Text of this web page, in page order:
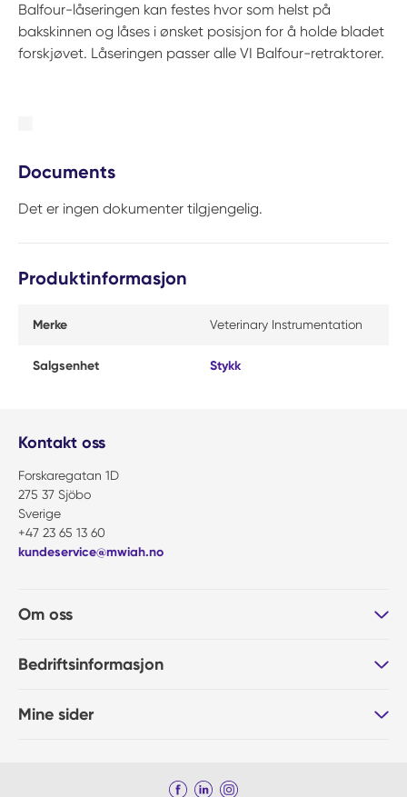
Balfour-låseringen kan festes hvor som helst på
bakskinnen og låses i ønsket posisjon for å holde bladet
forskjøvet. Låseringen passer alle VI Balfour-retraktorer.
Documents
Det er ingen dokumenter tilgjengelig.
Produktinformasjon
Merke Veterinary Instrumentation
Salgsenhet Stykk
Kontakt oss
Forskaregatan 1D
275 37 Sjöbo
Sverige
+47 23 65 13 60
kundeservice@mwiah.no
Om oss
Bedriftsinformasjon
Mine sider